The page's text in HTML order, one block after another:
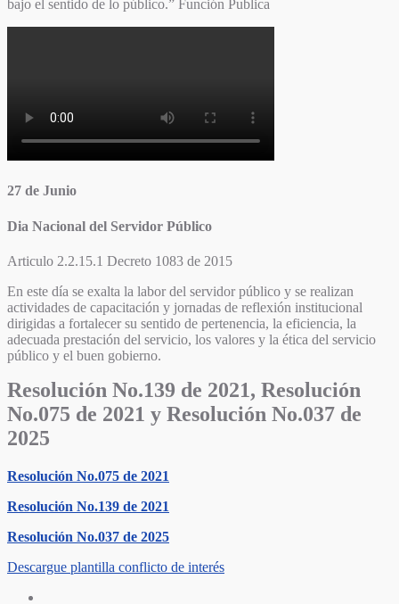
bajo el sentido de lo público.” Función Publica
27 de Junio
Dia Nacional del Servidor Público
Articulo 2.2.15.1 Decreto 1083 de 2015
En este día se exalta la labor del servidor público y se realizan
actividades de capacitación y jornadas de reflexión institucional
dirigidas a fortalecer su sentido de pertenencia, la eficiencia, la
adecuada prestación del servicio, los valores y la ética del servicio
público y el buen gobierno.
Resolución No.139 de 2021, Resolución
No.075 de 2021 y Resolución No.037 de
2025
Resolución No.075 de 2021
Resolución No.139 de 2021
Resolución No.037 de 2025
Descargue plantilla conflicto de interés